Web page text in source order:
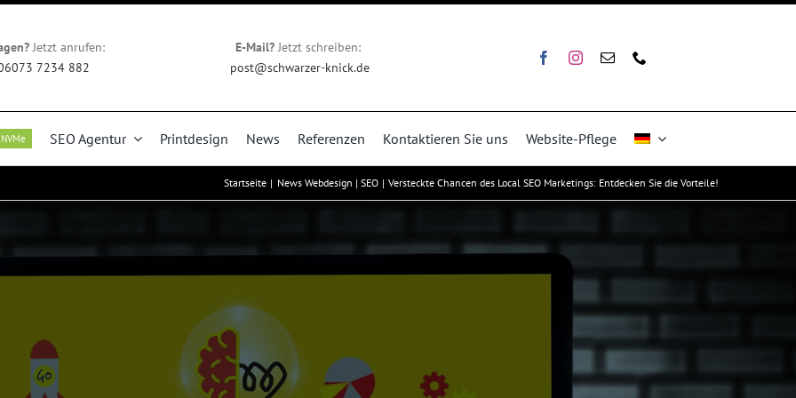
Jetzt anrufen:
7234 882
E-Mail?Jetzt schreiben:
post@schwarzer-knick.de
NVMe SEO Agentur Printdesign News Referenzen Kontaktieren Sie uns Website-Pflege
Startseite News Webdesign | SEO Versteckte Chancen des Local SEO Marketings: Entdecken Sie die Vorteile!